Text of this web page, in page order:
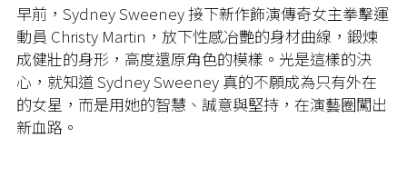
早前，Sydney Sweeney 接下新作飾演傳奇女主拳擊運
動員 Christy Martin，放下性感冶艷的身材曲線，鍛煉
成健壯的身形，高度還原角色的模樣。光是這樣的決
心，就知道 Sydney Sweeney 真的不願成為只有外在
的女星，而是用她的智慧、誠意與堅持，在演藝圈闖出
新血路。